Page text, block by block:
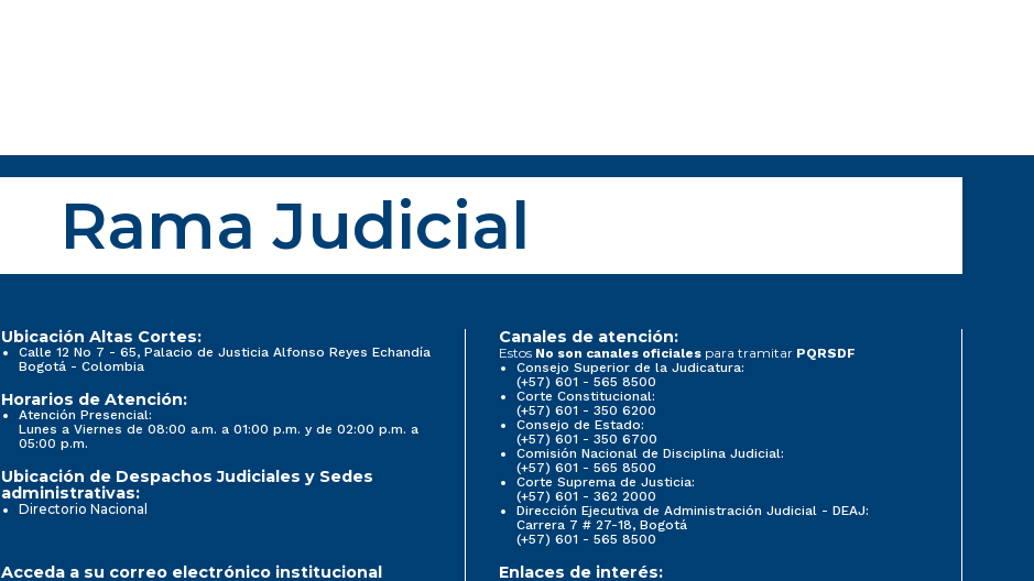
Rama Judicial
Ubicación Altas Cortes:
Calle 12 No 7 - 65, Palacio de Justicia Alfonso Reyes Echandía
Bogotá - Colombia
Horarios de Atención:
Atención Presencial:
Lunes a Viernes de 08:00 a.m. a 01:00 p.m. y de 02:00 p.m. a
05:00 p.m.
Ubicación de Despachos Judiciales y Sedes
administrativas:
Directorio Nacional
Canales de atención:
Estos No son canales oficiales para tramitar PQRSDF
Consejo Superior de la Judicatura:
(+57) 601 - 565 8500
Corte Constitucional:
(+57) 601 - 350 6200
Consejo de Estado:
(+57) 601 - 350 6700
Comisión Nacional de Disciplina Judicial:
(+57) 601 - 565 8500
Corte Suprema de Justicia:
(+57) 601 - 362 2000
Dirección Ejecutiva de Administración Judicial - DEAJ:
Carrera 7 # 27-18, Bogotá
(+57) 601 - 565 8500
Acceda a su correo electrónico institucional Enlaces de interés: